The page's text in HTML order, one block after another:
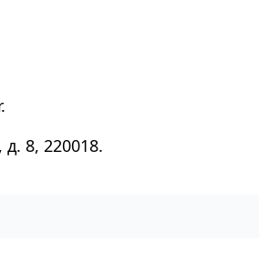
8, 220018.